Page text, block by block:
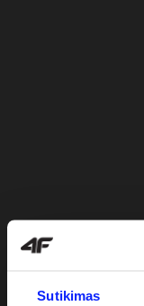
Sutikimas